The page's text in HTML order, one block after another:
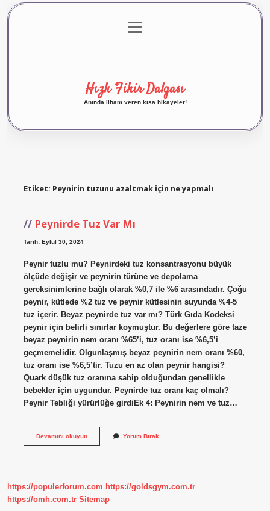
Gizlilik Politikası
menüyü
aç
Hızlı Fikir Dalgası
Anında ilham veren kısa hikayeler!
Etiket: Peynirin tuzunu azaltmak için ne yapmalı
Peynirde Tuz Var Mı
Tarih: Eylül 30, 2024
Peynir tuzlu mu? Peynirdeki tuz konsantrasyonu büyük
ölçüde değişir ve peynirin türüne ve depolama
gereksinimlerine bağlı olarak %0,7 ile %6 arasındadır. Çoğu
peynir, kütlede %2 tuz ve peynir kütlesinin suyunda %4-5
tuz içerir. Beyaz peynirde tuz var mı? Türk Gıda Kodeksi
peynir için belirli sınırlar koymuştur. Bu değerlere göre taze
beyaz peynirin nem oranı %65’i, tuz oranı ise %6,5’i
geçmemelidir. Olgunlaşmış beyaz peynirin nem oranı %60,
tuz oranı ise %6,5’tir. Tuzu en az olan peynir hangisi?
Quark düşük tuz oranına sahip olduğundan genellikle
bebekler için uygundur. Peynirde tuz oranı kaç olmalı?
Peynir Tebliği yürürlüğe girdiEk 4: Peynirin nem ve tuz…
Devamını okuyunPeynirde
Yorum Bırak
https://populerforum.com https://goldsgym.com.tr
https://omh.com.tr Sitemap